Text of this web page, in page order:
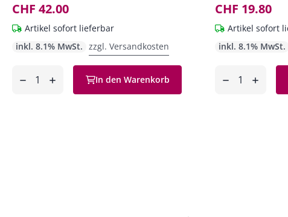
CHF 42.00
Artikel sofort lieferbar
inkl. 8.1% MwSt. zzgl. Versandkosten
In den Warenkorb
CHF 19.80
Artikel sofort
inkl. 8.1% MwSt.